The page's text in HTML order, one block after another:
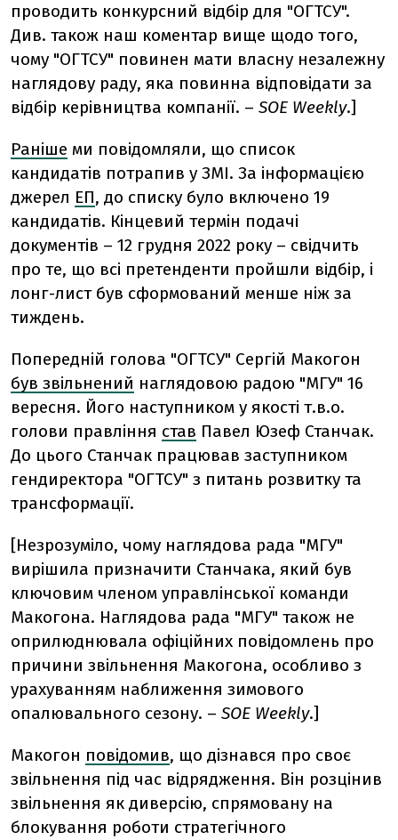
проводить конкурсний відбір для "ОГТСУ".
Див. також наш коментар вище щодо того,
чому "ОГТСУ" повинен мати власну незалежну
наглядову раду, яка повинна відповідати за
відбір керівництва компанії. – SOE Weekly.]
Раніше ми повідомляли, що список
кандидатів потрапив у ЗМІ. За інформацією
джерел ЕП, до списку було включено 19
кандидатів. Кінцевий термін подачі
документів – 12 грудня 2022 року – свідчить
про те, що всі претенденти пройшли відбір, і
лонг-лист був сформований менше ніж за
тиждень.
Попередній голова "ОГТСУ" Сергій Макогон
був звільнений наглядовою радою "МГУ" 16
вересня. Його наступником у якості т.в.о.
голови правління став Павел Юзеф Станчак.
До цього Станчак працював заступником
гендиректора "ОГТСУ" з питань розвитку та
трансформації.
[Незрозуміло, чому наглядова рада "МГУ"
вирішила призначити Станчака, який був
ключовим членом управлінської команди
Макогона. Наглядова рада "МГУ" також не
оприлюднювала офіційних повідомлень про
причини звільнення Макогона, особливо з
урахуванням наближення зимового
опалювального сезону. – SOE Weekly.]
Макогон повідомив, що дізнався про своє
звільнення під час відрядження. Він розцінив
звільнення як диверсію, спрямовану на
блокування роботи стратегічного